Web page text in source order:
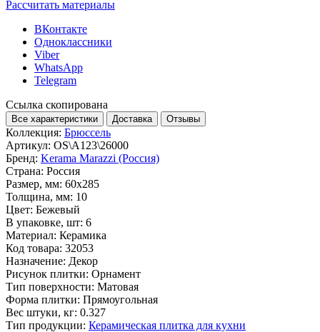
Рассчитать материалы
ВКонтакте
Одноклассники
Viber
WhatsApp
Telegram
Ссылка скопирована
Все характеристики Доставка Отзывы
Коллекция: Брюссель
Артикул: OS\A123\26000
Бренд: Kerama Marazzi (Россия)
Страна: Россия
Размер, мм: 60x285
Толщина, мм: 10
Цвет: Бежевый
В упаковке, шт: 6
Материал: Керамика
Код товара: 32053
Назначение: Декор
Рисунок плитки: Орнамент
Тип поверхности: Матовая
Форма плитки: Прямоугольная
Вес штуки, кг: 0.327
Тип продукции: Керамическая плитка для кухни